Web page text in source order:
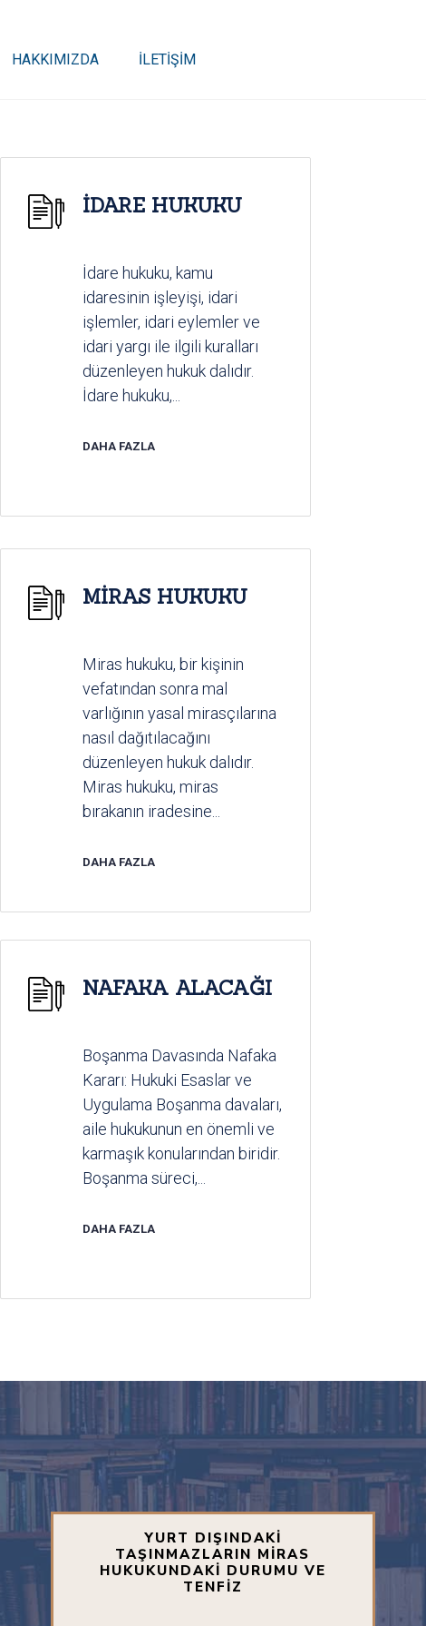
HAKKIMIZDA İLETİŞİM
İDARE HUKUKU
İdare hukuku, kamu
idaresinin işleyişi, idari
işlemler, idari eylemler ve
idari yargı ile ilgili kuralları
düzenleyen hukuk dalıdır.
İdare hukuku,...
DAHA FAZLA
MİRAS HUKUKU
Miras hukuku, bir kişinin
vefatından sonra mal
varlığının yasal mirasçılarına
nasıl dağıtılacağını
düzenleyen hukuk dalıdır.
Miras hukuku, miras
bırakanın iradesine...
DAHA FAZLA
NAFAKA ALACAĞI
Boşanma Davasında Nafaka
Kararı: Hukuki Esaslar ve
Uygulama Boşanma davaları,
aile hukukunun en önemli ve
karmaşık konularından biridir.
Boşanma süreci,...
DAHA FAZLA
YURT DIŞINDAKİ
TAŞINMAZLARIN MİRAS
HUKUKUNDAKİ DURUMU VE
TENFİZ